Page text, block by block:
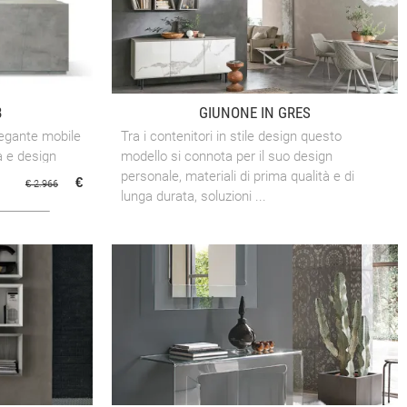
mobile
e design
della
€ 2.966 €
GIUNONE IN GRES
Tra i contenitori in stile design questo
modello si connota per il suo design
personale, materiali di prima qualità e di
lunga durata, soluzioni ...